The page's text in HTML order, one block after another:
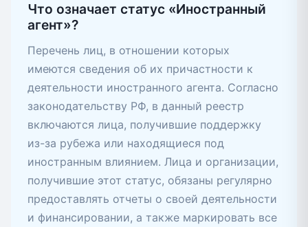
Что означает статус «Иностранный
агент»?
Перечень лиц, в отношении которых
имеются сведения об их причастности к
деятельности иностранного агента. Согласно
законодательству РФ, в данный реестр
включаются лица, получившие поддержку
из-за рубежа или находящиеся под
иностранным влиянием. Лица и организации,
получившие этот статус, обязаны регулярно
предоставлять отчеты о своей деятельности
и финансировании, а также маркировать все